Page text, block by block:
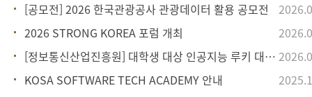
[공모전] 2026 한국관광공사 관광데이터 활용 공모전
2026 STRONG KOREA 포럼 개최
[정보통신산업진흥원] 대학생 대상 인공지능 루키 대회 사업 설명회 안내
KOSA SOFTWARE TECH ACADEMY 안내